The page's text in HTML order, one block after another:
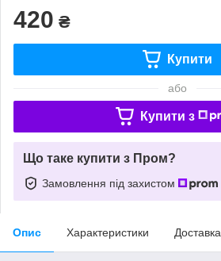
420 ₴
Купити
або
Купити з
Що таке купити з Пром?
Замовлення під захистом
Опис Характеристики Доставка